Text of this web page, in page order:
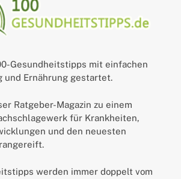
Gesundheitstipps mit einfachen
und Ernährung gestartet.
Ratgeber-Magazin zu einem
für Krankheiten,
und den neuesten
werden immer doppelt vom